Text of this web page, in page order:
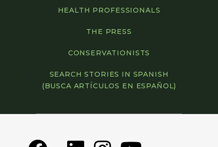
HEALTH PROFESSIONALS
THE PRESS
CONSERVATIONISTS
SEARCH STORIES IN SPANISH
(BUSCA ARTÍCULOS EN ESPAÑOL)